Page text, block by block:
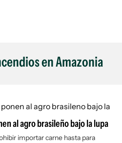
en Amazonia
al agro brasileño bajo la lupa
importar carne hasta para